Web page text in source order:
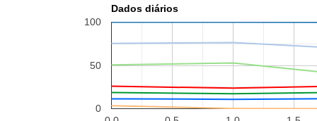
Dados diários
0
50
100